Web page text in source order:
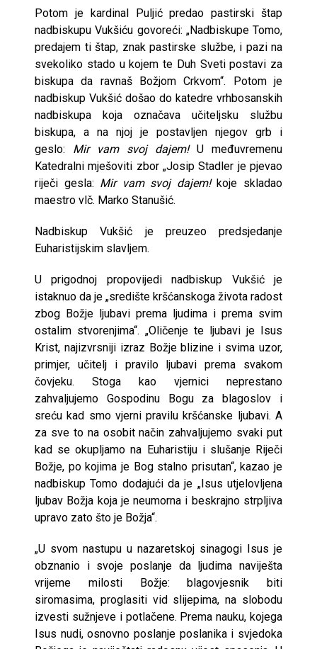
Potom je kardinal Puljić predao pastirski štap
nadbiskupu Vukšiću govoreći: „Nadbiskupe Tomo,
predajem ti štap, znak pastirske službe, i pazi na
svekoliko stado u kojem te Duh Sveti postavi za
biskupa da ravnaš Božjom Crkvom“. Potom je
nadbiskup Vukšić došao do katedre vrhbosanskih
nadbiskupa koja označava učiteljsku službu
biskupa, a na njoj je postavljen njegov grb i
geslo: Mir vam svoj dajem!U međuvremenu
Katedralni mješoviti zbor „Josip Stadler je pjevao
riječi gesla: Mir vam svoj dajem!koje skladao
maestro vlč. Marko Stanušić.
Nadbiskup Vukšić je preuzeo predsjedanje
Euharistijskim slavljem.
U prigodnoj propovijedi nadbiskup Vukšić je
istaknuo da je „središte kršćanskoga života radost
zbog Božje ljubavi prema ljudima i prema svim
ostalim stvorenjima“. „Oličenje te ljubavi je Isus
Krist, najizvrsniji izraz Božje blizine i svima uzor,
primjer, učitelj i pravilo ljubavi prema svakom
čovjeku. Stoga kao vjernici neprestano
zahvaljujemo Gospodinu Bogu za blagoslov i
sreću kad smo vjerni pravilu kršćanske ljubavi. A
za sve to na osobit način zahvaljujemo svaki put
kad se okupljamo na Euharistiju i slušanje Riječi
Božje, po kojima je Bog stalno prisutan“, kazao je
nadbiskup Tomo dodajući da je „Isus utjelovljena
ljubav Božja koja je neumorna i beskrajno strpljiva
upravo zato što je Božja“.
„U svom nastupu u nazaretskoj sinagogi Isus je
obznanio i svoje poslanje da ljudima naviješta
vrijeme milosti Božje: blagovjesnik biti
siromasima, proglasiti vid slijepima, na slobodu
izvesti sužnjeve i potlačene. Prema nauku, kojega
Isus nudi, osnovno poslanje poslanika i svjedoka